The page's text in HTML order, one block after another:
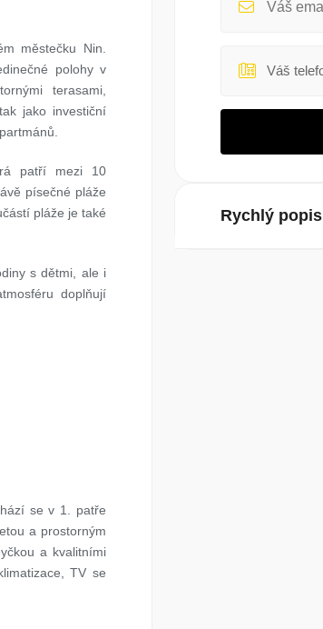
městečku Nin.
polohy v
terasami,
jako investiční
patří mezi 10
písečné pláže
pláže je také
s dětmi, ale i
doplňují
se v 1. patře
a prostorným
a kvalitními
TV se
Rychlý popis